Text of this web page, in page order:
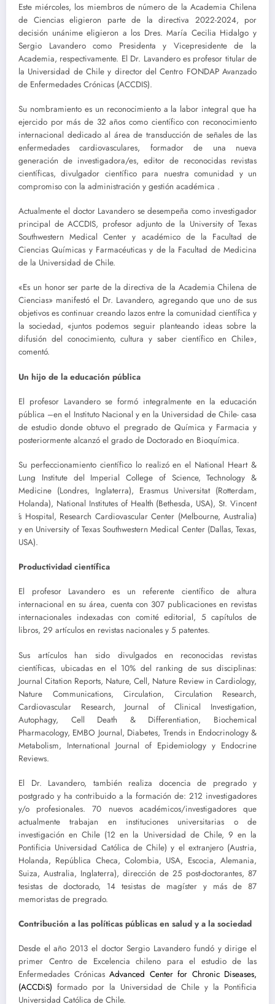
Este miércoles, los miembros de número de la Academia Chilena
de Ciencias eligieron parte de la directiva 2022-2024, por
decisión unánime eligieron a los Dres. María Cecilia Hidalgo y
Sergio Lavandero como Presidenta y Vicepresidente de la
Academia, respectivamente. El Dr. Lavandero es profesor titular de
la Universidad de Chile y director del Centro FONDAP Avanzado
de Enfermedades Crónicas (ACCDIS).
Su nombramiento es un reconocimiento a la labor integral que ha
ejercido por más de 32 años como científico con reconocimiento
internacional dedicado al área de transducción de señales de las
enfermedades cardiovasculares, formador de una nueva
generación de investigadora/es, editor de reconocidas revistas
científicas, divulgador científico para nuestra comunidad y un
compromiso con la administración y gestión académica .
Actualmente el doctor Lavandero se desempeña como investigador
principal de ACCDIS, profesor adjunto de la University of Texas
Southwestern Medical Center y académico de la Facultad de
Ciencias Químicas y Farmacéuticas y de la Facultad de Medicina
de la Universidad de Chile.
«Es un honor ser parte de la directiva de la Academia Chilena de
Ciencias» manifestó el Dr. Lavandero, agregando que uno de sus
objetivos es continuar creando lazos entre la comunidad científica y
la sociedad, «juntos podemos seguir planteando ideas sobre la
difusión del conocimiento, cultura y saber científico en Chile»,
comentó.
Un hijo de la educación pública
El profesor Lavandero se formó integralmente en la educación
pública –en el Instituto Nacional y en la Universidad de Chile- casa
de estudio donde obtuvo el pregrado de Química y Farmacia y
posteriormente alcanzó el grado de Doctorado en Bioquímica.
Su perfeccionamiento científico lo realizó en el National Heart &
Lung Institute del Imperial College of Science, Technology &
Medicine (Londres, Inglaterra), Erasmus Universitat (Rotterdam,
Holanda), National Institutes of Health (Bethesda, USA), St. Vincent
́s Hospital, Research Cardiovascular Center (Melbourne, Australia)
y en University of Texas Southwestern Medical Center (Dallas, Texas,
USA).
Productividad científica
El profesor Lavandero es un referente científico de altura
internacional en su área, cuenta con 307 publicaciones en revistas
internacionales indexadas con comité editorial, 5 capítulos de
libros, 29 artículos en revistas nacionales y 5 patentes.
Sus artículos han sido divulgados en reconocidas revistas
científicas, ubicadas en el 10% del ranking de sus disciplinas:
Journal Citation Reports, Nature, Cell, Nature Review in Cardiology,
Nature Communications, Circulation, Circulation Research,
Cardiovascular Research, Journal of Clinical Investigation,
Autophagy, Cell Death & Differentiation, Biochemical
Pharmacology, EMBO Journal, Diabetes, Trends in Endocrinology &
Metabolism, International Journal of Epidemiology y Endocrine
Reviews.
El Dr. Lavandero, también realiza docencia de pregrado y
postgrado y ha contribuido a la formación de: 212 investigadores
y/o profesionales. 70 nuevos académicos/investigadores que
actualmente trabajan en instituciones universitarias o de
investigación en Chile (12 en la Universidad de Chile, 9 en la
Pontificia Universidad Católica de Chile) y el extranjero (Austria,
Holanda, República Checa, Colombia, USA, Escocia, Alemania,
Suiza, Australia, Inglaterra), dirección de 25 post-doctorantes, 87
tesistas de doctorado, 14 tesistas de magíster y más de 87
memoristas de pregrado.
Contribución a las políticas públicas en salud y a la sociedad
Desde el año 2013 el doctor Sergio Lavandero fundó y dirige el
primer Centro de Excelencia chileno para el estudio de las
Enfermedades Crónicas Advanced Center for Chronic Diseases,
(ACCDiS) formado por la Universidad de Chile y la Pontificia
Universidad Católica de Chile.